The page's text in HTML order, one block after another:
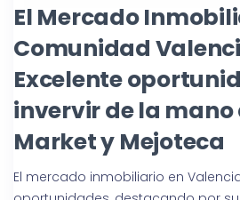
El Mercado
Comunidad
Excelente
invervir de la mano
Market y Mejoteca
El mercado inmobiliario en